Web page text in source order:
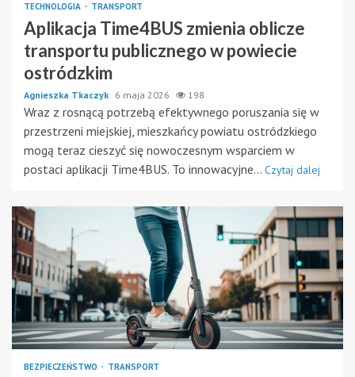
TECHNOLOGIA TRANSPORT
Aplikacja Time4BUS zmienia oblicze
transportu publicznego w powiecie
ostródzkim
Agnieszka Tkaczyk 6 maja 2026 198
Wraz z rosnącą potrzebą efektywnego poruszania się w
przestrzeni miejskiej, mieszkańcy powiatu ostródzkiego
mogą teraz cieszyć się nowoczesnym wsparciem w
postaci aplikacji Time4BUS. To innowacyjne... Czytaj dalej
BEZPIECZEŃSTWO TRANSPORT